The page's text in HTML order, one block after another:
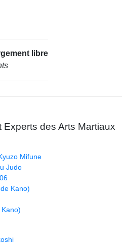
libre
des Arts Martiaux
Mifune
Judo
Kano)